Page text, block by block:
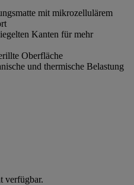
mit mikrozellulärem
Kanten für mehr
Oberfläche
und thermische Belastung
verfügbar.